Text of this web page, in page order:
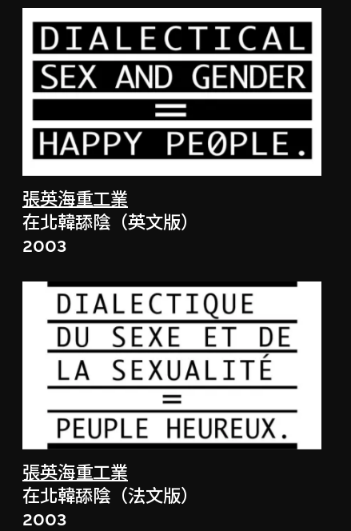
張英海重工業
在北韓舔陰（英文版）
2003
張英海重工業
在北韓舔陰（法文版）
2003